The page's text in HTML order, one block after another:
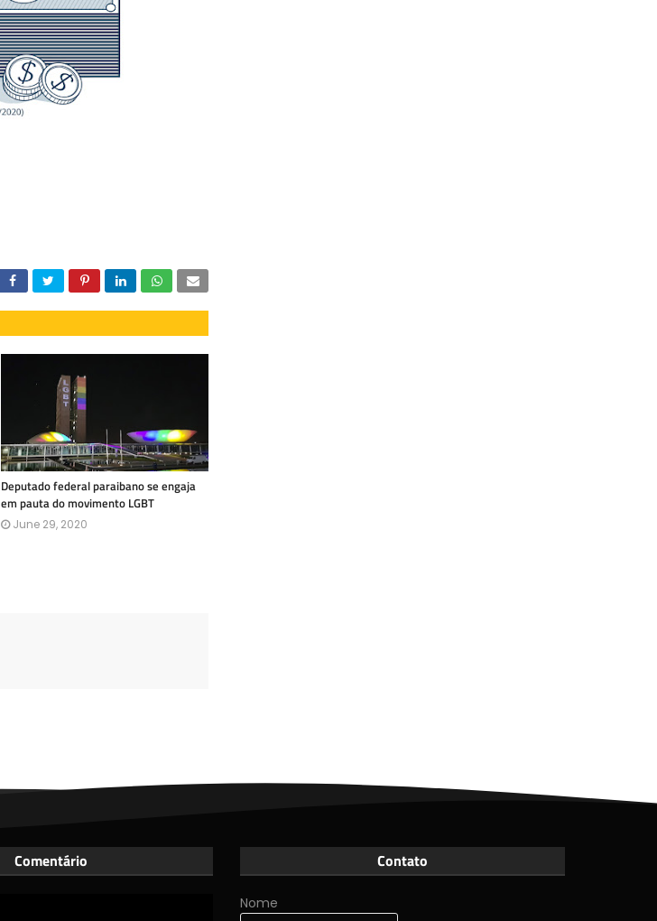
Deputado federal paraibano se engaja
em pauta do movimento LGBT
June 29, 2020
Comentário Contato
Nome